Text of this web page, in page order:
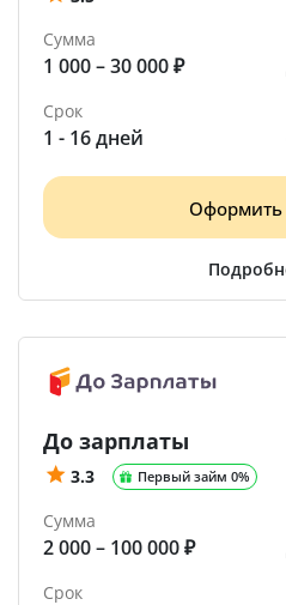
Сумма
1 000 – 30 000 ₽
Срок
1 - 16 дней
Оформить
До зарплаты
3.3 Первый займ 0%
Сумма
2 000 – 100 000 ₽
Срок